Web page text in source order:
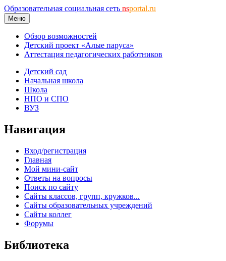
Образовательная социальная сеть nsportal.ru
Меню
Обзор возможностей
Детский проект «Алые паруса»
Аттестация педагогических работников
Детский сад
Начальная школа
Школа
НПО и СПО
ВУЗ
Навигация
Вход/регистрация
Главная
Мой мини-сайт
Ответы на вопросы
Поиск по сайту
Сайты классов, групп, кружков...
Сайты образовательных учреждений
Сайты коллег
Форумы
Библиотека